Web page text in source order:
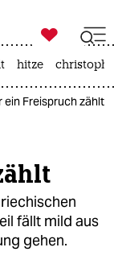

taz zahl ich
hitze
ein Freispruch zählt
fällt mild aus
gehen.